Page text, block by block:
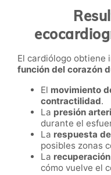
El cardiólogo obtiene
función del corazón
El movimiento
contractilidad.
La presión
durante el
La respuesta
posibles zonas
La
cómo vuelve el